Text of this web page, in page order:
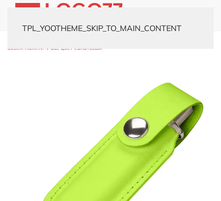
TPL_YOOTHEME_SKIP_TO_MAIN_CONTENT
объем памяти 4 GB, цвет салатовый